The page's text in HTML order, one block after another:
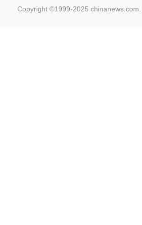
Copyright ©1999-2025